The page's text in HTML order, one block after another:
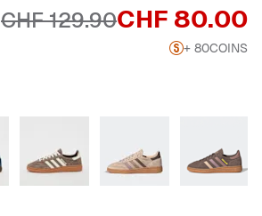
Preis
CHF 80.00
Originalpreis
CHF 129.90
+ 80COINS